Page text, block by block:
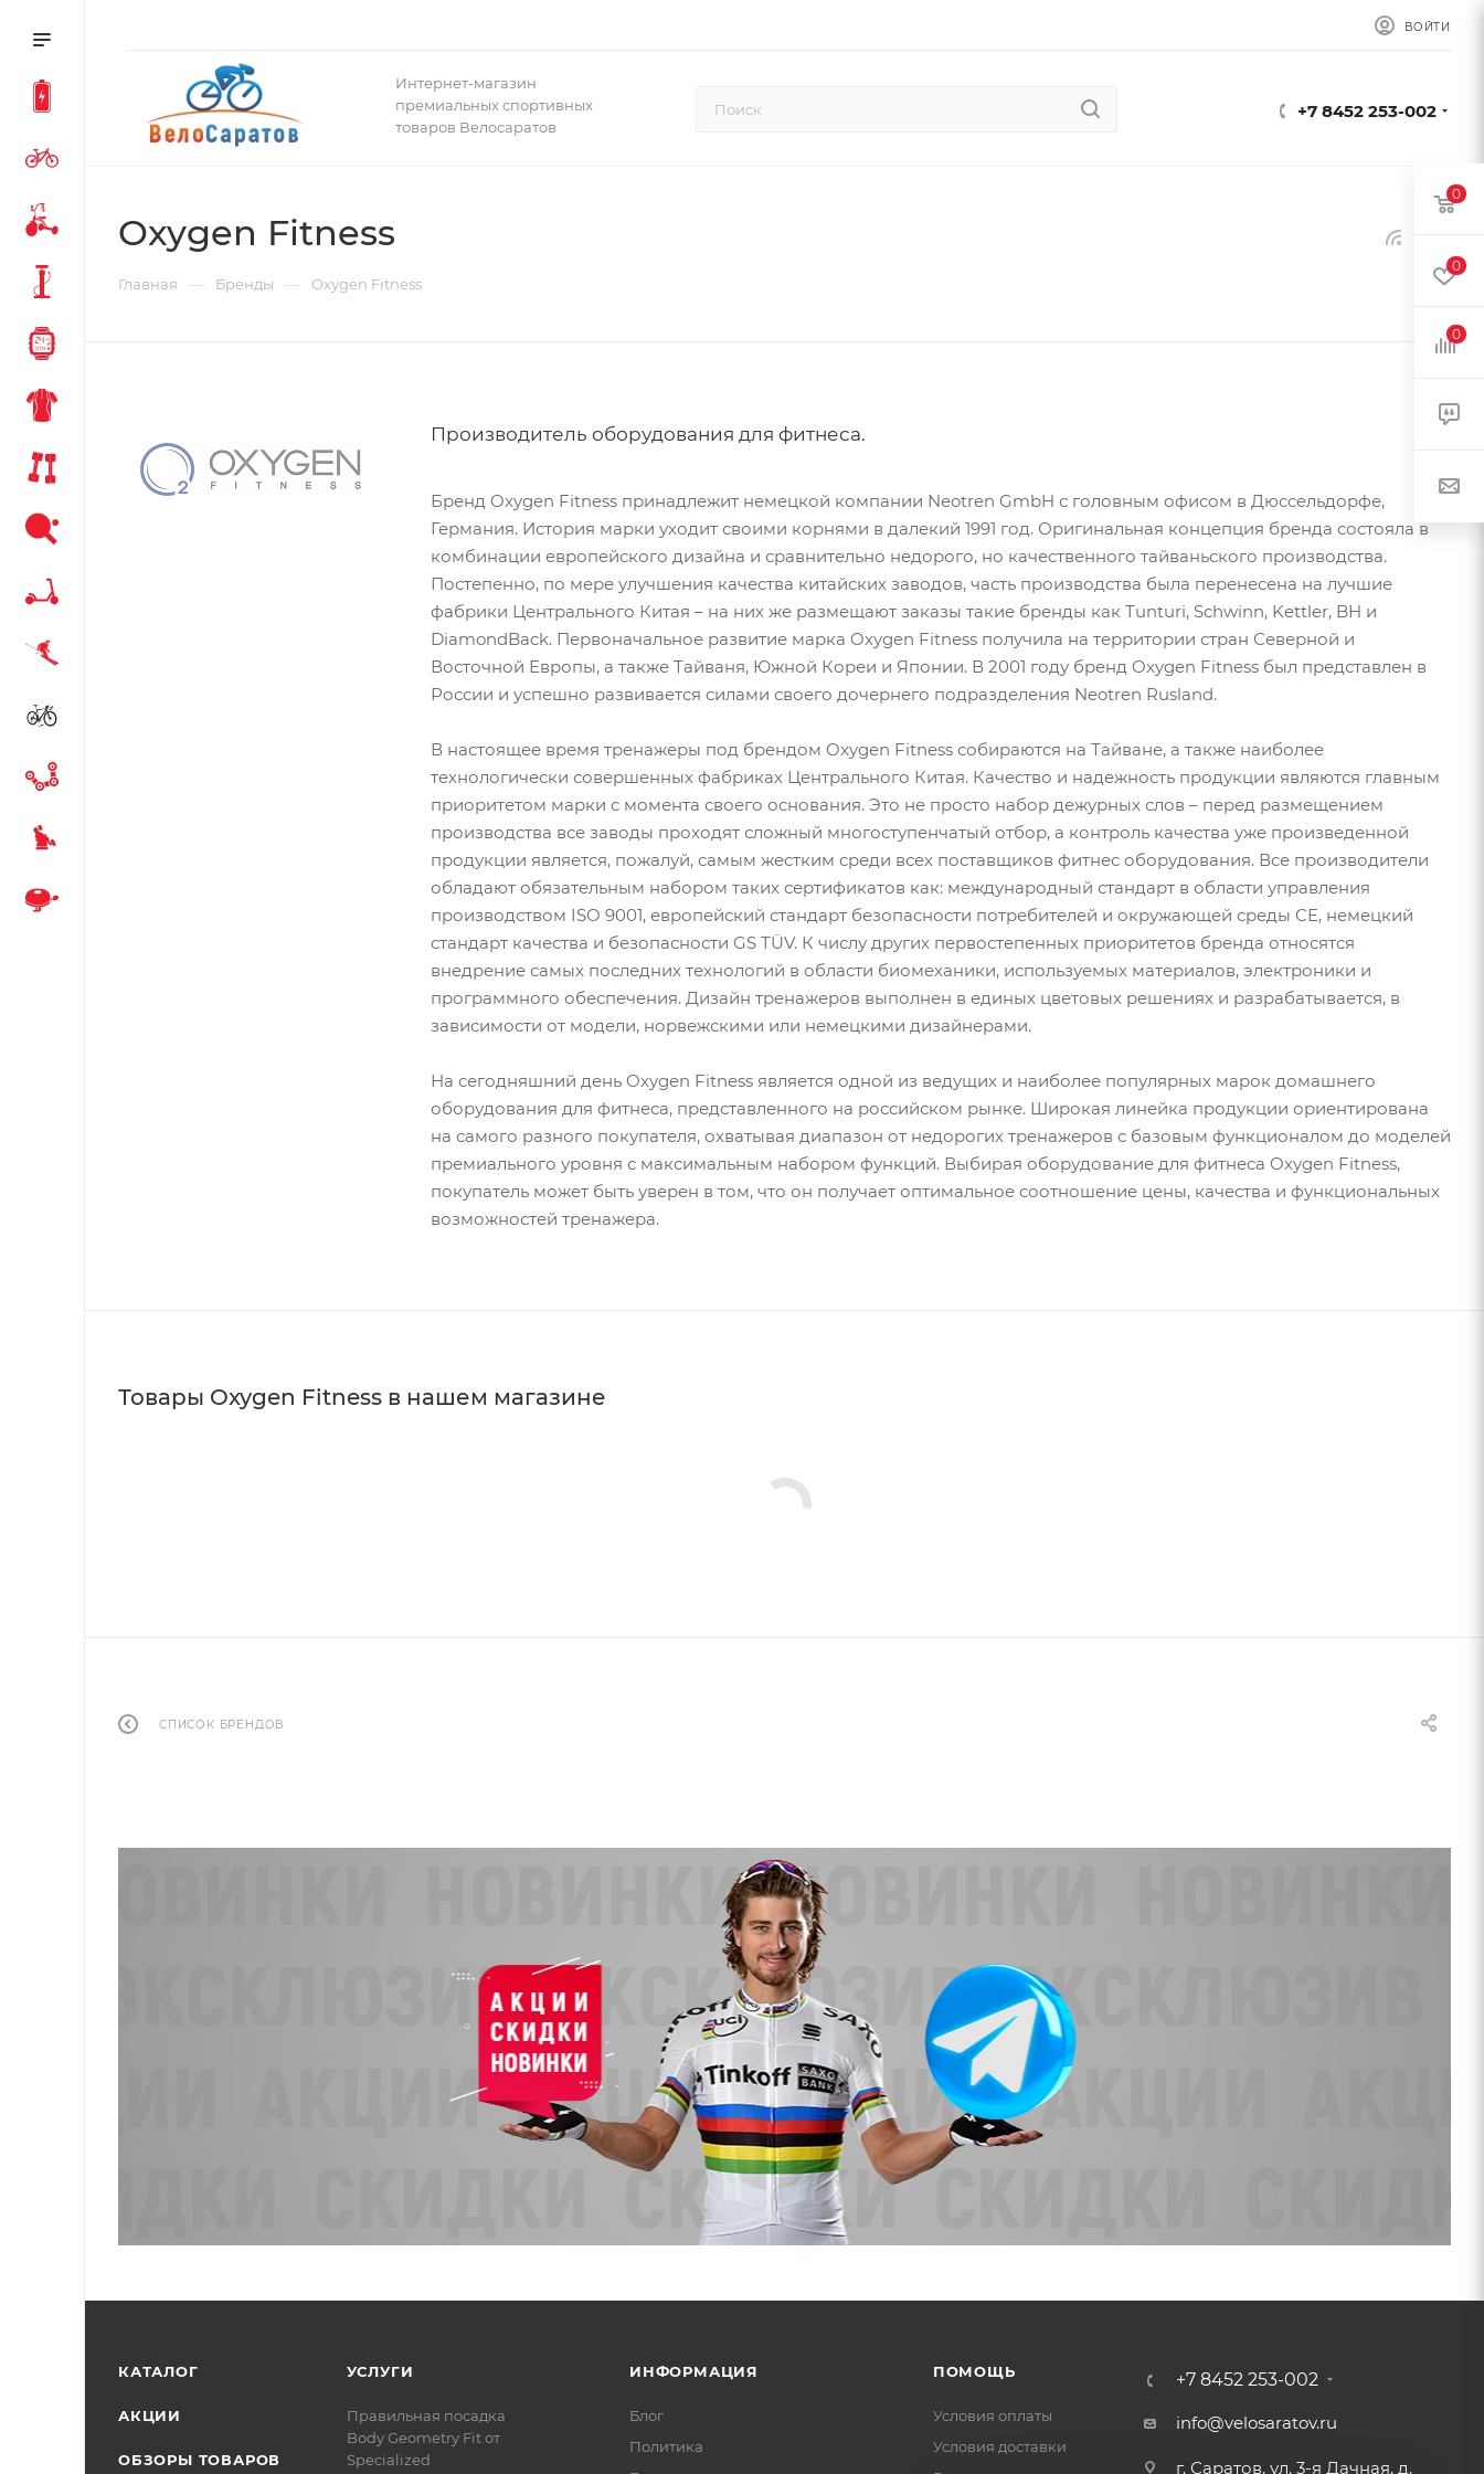
ВОЙТИ
Интернет-магазин
премиальных спортивных
товаров Велосаратов
+7 8452 253-002
Oxygen Fitness
Главная — Бренды — Oxygen Fitness
Производитель оборудования для фитнеса.
Бренд Oxygen Fitness принадлежит немецкой компании Neotren GmbH с головным офисом в Дюссельдорфе,
Германия. История марки уходит своими корнями в далекий 1991 год. Оригинальная концепция бренда состояла в
комбинации европейского дизайна и сравнительно недорого, но качественного тайваньского производства.
Постепенно, по мере улучшения качества китайских заводов, часть производства была перенесена на лучшие
фабрики Центрального Китая – на них же размещают заказы такие бренды как Tunturi, Schwinn, Kettler, BH и
DiamondBack. Первоначальное развитие марка Oxygen Fitness получила на территории стран Северной и
Восточной Европы, а также Тайваня, Южной Кореи и Японии. В 2001 году бренд Oxygen Fitness был представлен в
России и успешно развивается силами своего дочернего подразделения Neotren Rusland.
В настоящее время тренажеры под брендом Oxygen Fitness собираются на Тайване, а также наиболее
технологически совершенных фабриках Центрального Китая. Качество и надежность продукции являются главным
приоритетом марки с момента своего основания. Это не просто набор дежурных слов – перед размещением
производства все заводы проходят сложный многоступенчатый отбор, а контроль качества уже произведенной
продукции является, пожалуй, самым жестким среди всех поставщиков фитнес оборудования. Все производители
обладают обязательным набором таких сертификатов как: международный стандарт в области управления
производством ISO 9001, европейский стандарт безопасности потребителей и окружающей среды CE, немецкий
стандарт качества и безопасности GS TÜV. К числу других первостепенных приоритетов бренда относятся
внедрение самых последних технологий в области биомеханики, используемых материалов, электроники и
программного обеспечения. Дизайн тренажеров выполнен в единых цветовых решениях и разрабатывается, в
зависимости от модели, норвежскими или немецкими дизайнерами.
На сегодняшний день Oxygen Fitness является одной из ведущих и наиболее популярных марок домашнего
оборудования для фитнеса, представленного на российском рынке. Широкая линейка продукции ориентирована
на самого разного покупателя, охватывая диапазон от недорогих тренажеров с базовым функционалом до моделей
премиального уровня с максимальным набором функций. Выбирая оборудование для фитнеса Oxygen Fitness,
покупатель может быть уверен в том, что он получает оптимальное соотношение цены, качества и функциональных
возможностей тренажера.
Товары Oxygen Fitness в нашем магазине
СПИСОК БРЕНДОВ
КАТАЛОГ
АКЦИИ
ОБЗОРЫ ТОВАРОВ
УСЛУГИ
Правильная посадка
Body Geometry Fit от
Specialized
ИНФОРМАЦИЯ
Блог
Политика
ПОМОЩЬ
Условия оплаты
Условия доставки
+7 8452 253-002
info@velosaratov.ru
г. Саратов, ул. 3-я Дачная, д.
0
0
0